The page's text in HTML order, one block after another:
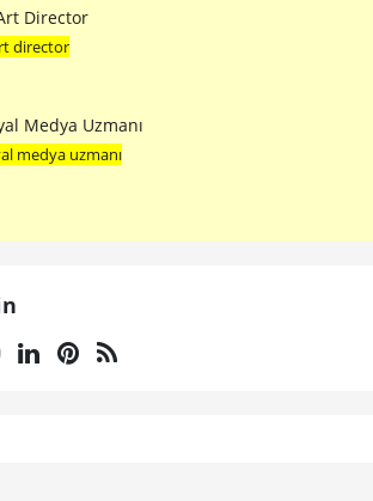
Director
director
Medya Uzmanı
medya uzmanı